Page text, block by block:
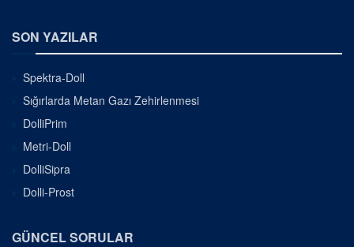
SON YAZILAR
Spektra-Doll
Sığırlarda Metan Gazı Zehirlenmesi
DolliPrim
Metri-Doll
DolliSipra
Dolli-Prost
GÜNCEL SORULAR